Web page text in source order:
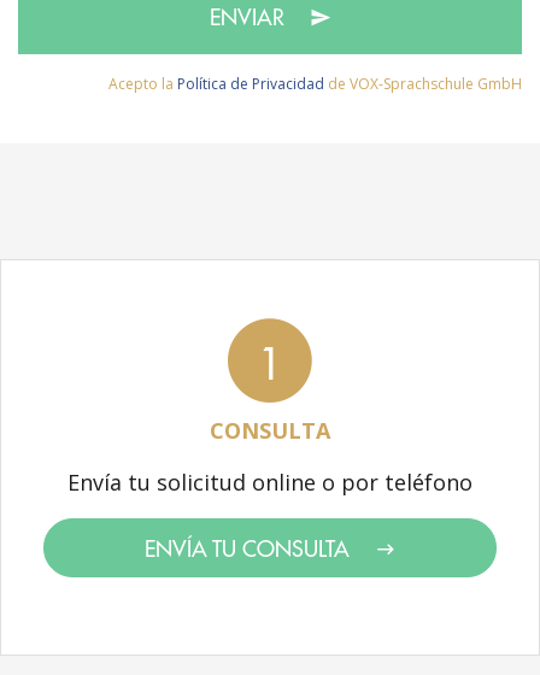
ENVIAR
Acepto la Política de Privacidad de VOX-Sprachschule GmbH
1
CONSULTA
Envía tu solicitud online o por teléfono
ENVÍA TU CONSULTA